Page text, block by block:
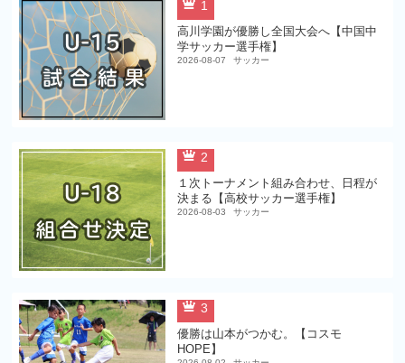
1
高川学園が優勝し全国大会へ【中国中
学サッカー選手権】
2026-08-07 サッカー
2
１次トーナメント組み合わせ、日程が
決まる【高校サッカー選手権】
2026-08-03 サッカー
3
優勝は山本がつかむ。【コスモ
HOPE】